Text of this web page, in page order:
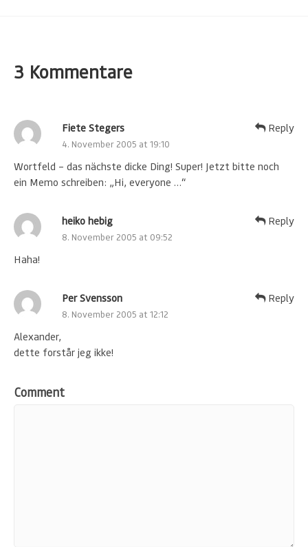
3 Kommentare
Fiete Stegers
4. November 2005 at 19:10
Wortfeld – das nächste dicke Ding! Super! Jetzt bitte noch
ein Memo schreiben: „Hi, everyone …“
Reply
heiko hebig
8. November 2005 at 09:52
Haha!
Reply
Per Svensson
8. November 2005 at 12:12
Alexander,
dette forstår jeg ikke!
Reply
Comment